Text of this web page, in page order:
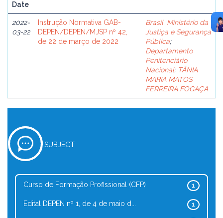
Date
2022-
03-22
Instrução Normativa GAB-
DEPEN/DEPEN/MJSP nº 42,
de 22 de março de 2022
Brasil. Ministério da
Justiça e Segurança
Pública;
Departamento
Penitenciário
Nacional; TÂNIA
MARIA MATOS
FERREIRA FOGAÇA
SUBJECT
1
Curso de Formação Profissional (CFP)
1
Edital DEPEN nº 1, de 4 de maio d...